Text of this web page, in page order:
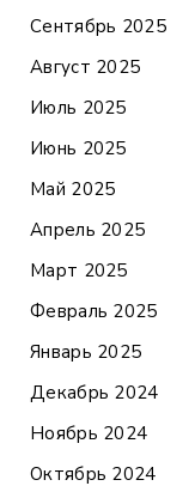
Сентябрь 2025
Август 2025
Июль 2025
Июнь 2025
Май 2025
Апрель 2025
Март 2025
Февраль 2025
Январь 2025
Декабрь 2024
Ноябрь 2024
Октябрь 2024